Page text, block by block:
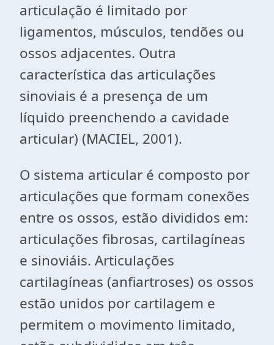
articulação é limitado por
ligamentos, músculos, tendões ou
ossos adjacentes. Outra
característica das articulações
sinoviais é a presença de um
líquido preenchendo a cavidade
articular) (MACIEL, 2001).
O sistema articular é composto por
articulações que formam conexões
entre os ossos, estão divididos em:
articulações fibrosas, cartilagíneas
e sinoviáis. Articulações
cartilagíneas (anfiartroses) os ossos
estão unidos por cartilagem e
permitem o movimento limitado,